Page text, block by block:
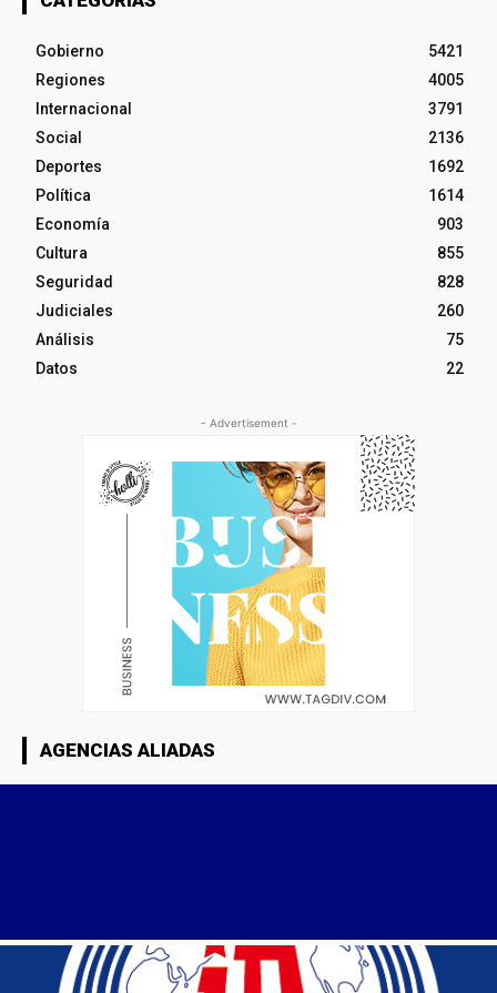
Gobierno
5421
Regiones
4005
Internacional
3791
Social
2136
Deportes
1692
Política
1614
Economía
903
Cultura
855
Seguridad
828
Judiciales
260
Análisis
75
Datos
22
- Advertisement -
AGENCIAS ALIADAS